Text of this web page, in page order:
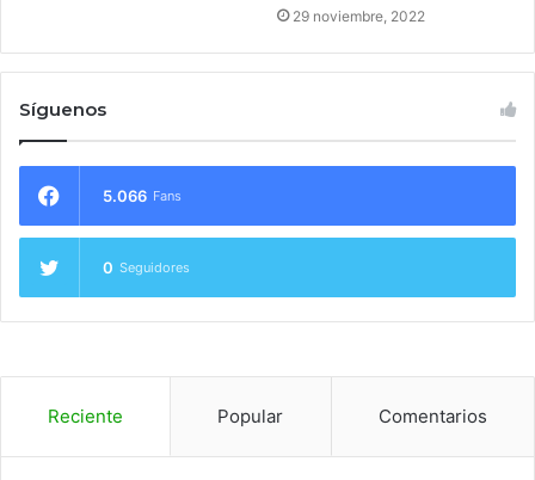
29 noviembre, 2022
Síguenos
5.066 Fans
0 Seguidores
Reciente Popular Comentarios